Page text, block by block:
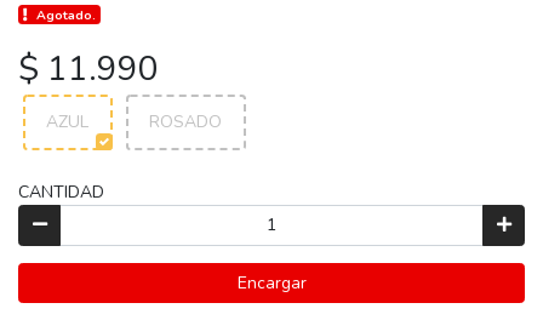
Agotado.
$ 11.990
AZUL ROSADO
CANTIDAD
Encargar